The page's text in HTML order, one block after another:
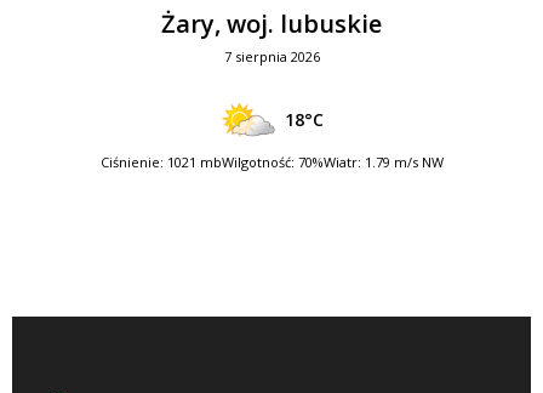
Żary, woj. lubuskie
7 sierpnia 2026
18°C
Ciśnienie: 1021 mbWilgotność: 70%Wiatr: 1.79 m/s NW